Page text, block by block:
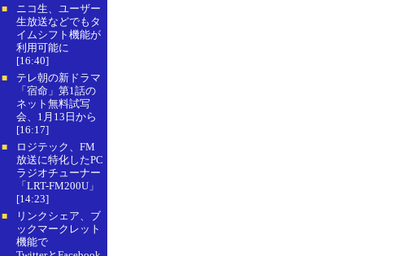
■
ニコ生、ユーザー
生放送などでもタ
イムシフト機能が
利用可能に
[16:40]
■
テレ朝の新ドラマ
「宿命」第1話の
ネット無料試写
会、1月13日から
[16:17]
■
ロジテック、FM
放送に特化したPC
ラジオチューナー
「LRT-FM200U」
[14:23]
■
リンクシェア、ブ
ックマークレット
機能で